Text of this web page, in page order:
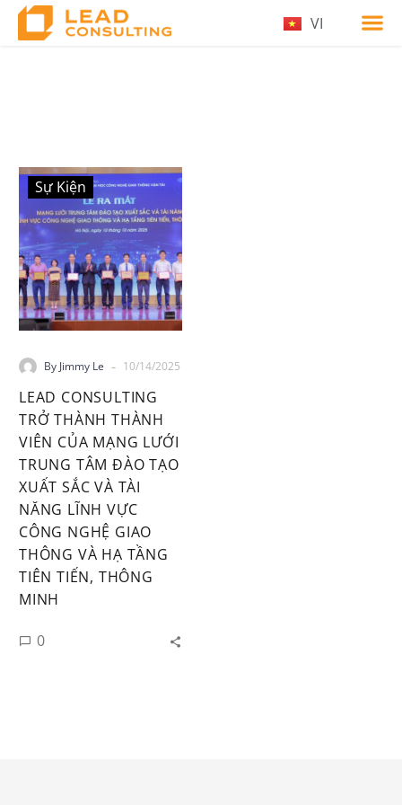
VI
Sự Kiện
By Jimmy Le - 10/14/2025
LEAD CONSULTING
TRỞ THÀNH THÀNH
VIÊN CỦA MẠNG LƯỚI
TRUNG TÂM ĐÀO TẠO
XUẤT SẮC VÀ TÀI
NĂNG LĨNH VỰC
CÔNG NGHỆ GIAO
THÔNG VÀ HẠ TẦNG
TIÊN TIẾN, THÔNG
MINH
0